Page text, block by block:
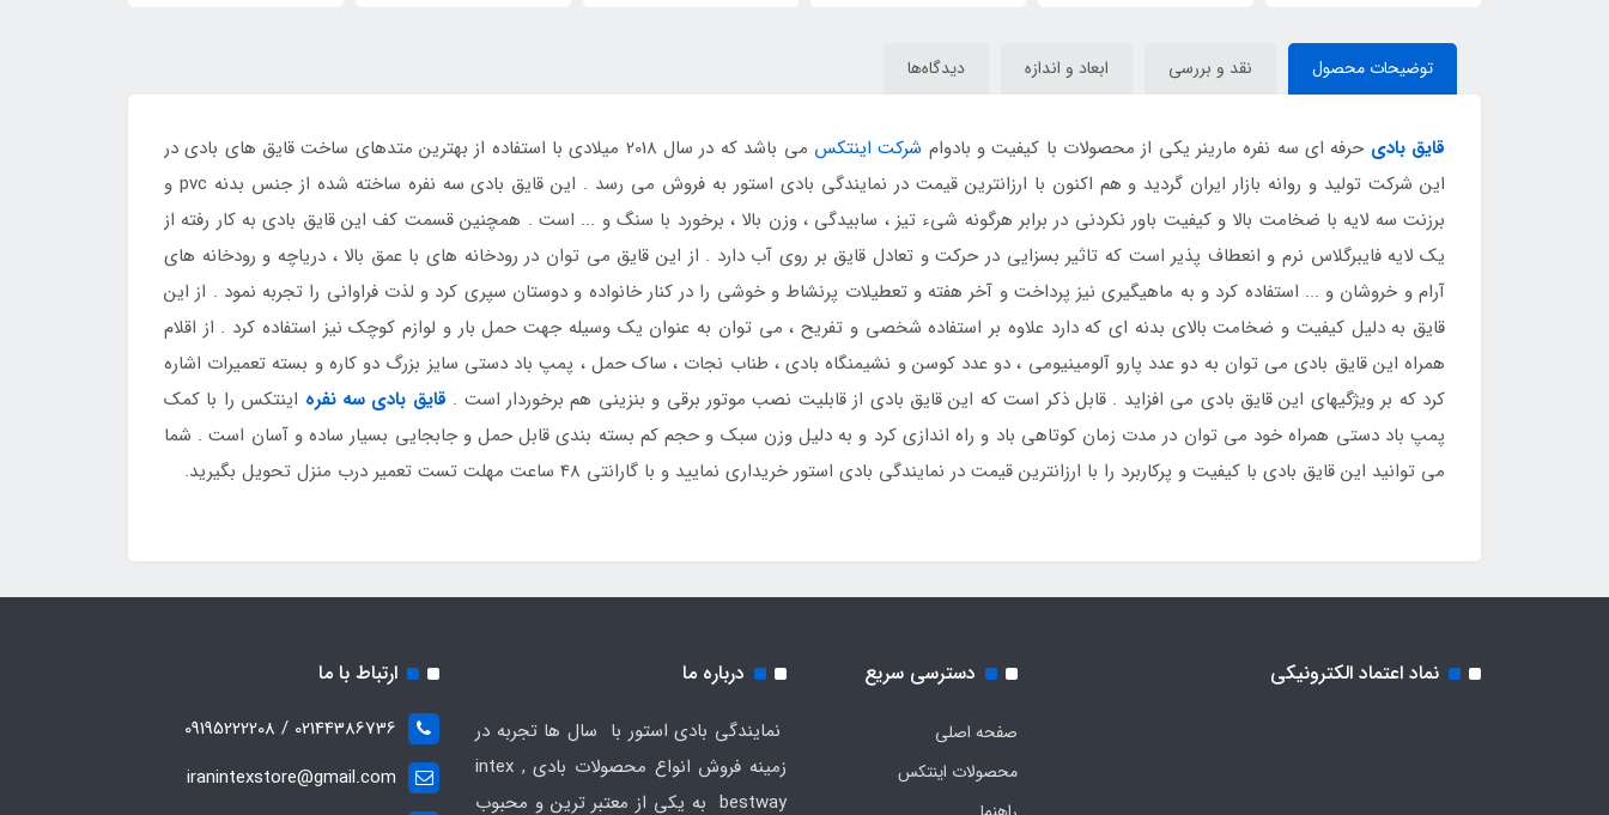
توضیحات محصول نقد و بررسی ابعاد و اندازه دیدگاه‌ها
قایق بادی حرفه ای سه نفره مارینر یکی از محصولات با کیفیت و بادوام شرکت اینتکس
می باشد که در سال 2018 میلادی با استفاده از بهترین متدهای ساخت قایق های بادی در
این شرکت تولید و روانه بازار ایران گردید و هم اکنون با ارزانترین قیمت در نمایندگی بادی استور به فروش می رسد . این قایق بادی سه نفره ساخته شده از جنس بدنه pvc و
برزنت سه لایه با ضخامت بالا و کیفیت باور نکردنی در برابر هرگونه شیء تیز ، سابیدگی ، وزن بالا ، برخورد با سنگ و ... است . همچنین قسمت کف این قایق بادی به کار رفته از
یک لایه فایبرگلاس نرم و انعطاف پذیر است که تاثیر بسزایی در حرکت و تعادل قایق بر روی آب دارد . از این قایق می توان در رودخانه های با عمق بالا ، دریاچه و رودخانه های
آرام و خروشان و ... استفاده کرد و به ماهیگیری نیز پرداخت و آخر هفته و تعطیلات پرنشاط و خوشی را در کنار خانواده و دوستان سپری کرد و لذت فراوانی را تجربه نمود . از این
قایق به دلیل کیفیت و ضخامت بالای بدنه ای که دارد علاوه بر استفاده شخصی و تفریح ، می توان به عنوان یک وسیله جهت حمل بار و لوازم کوچک نیز استفاده کرد . از اقلام
همراه این قایق بادی می توان به دو عدد پارو آلومینیومی ، دو عدد کوسن و نشیمنگاه بادی ، طناب نجات ، ساک حمل ، پمپ باد دستی سایز بزرگ دو کاره و بسته تعمیرات اشاره
کرد که بر ویژگیهای این قایق بادی می افزاید . قابل ذکر است که این قایق بادی از قابلیت نصب موتور برقی و بنزینی هم برخوردار است . قایق بادی سه نفره اینتکس را با کمک
پمپ باد دستی همراه خود می توان در مدت زمان کوتاهی باد و راه اندازی کرد و به دلیل وزن سبک و حجم کم بسته بندی قابل حمل و جابجایی بسیار ساده و آسان است . شما
می توانید این قایق بادی با کیفیت و پرکاربرد را با ارزانترین قیمت در نمایندگی بادی استور خریداری نمایید و با گارانتی 48 ساعت مهلت تست تعمیر درب منزل تحویل بگیرید.
نماد اعتماد الکترونیکی دسترسی سریع
صفحه اصلی
محصولات اینتکس
درباره ما
نمایندگی بادی استور با سال ها تجربه در
زمینه فروش انواع محصولات بادی intex ,
bestway به یکی از معتبر ترین و محبوب
ارتباط با ما
02144386736 / 09195222208
iranintexstore@gmail.com